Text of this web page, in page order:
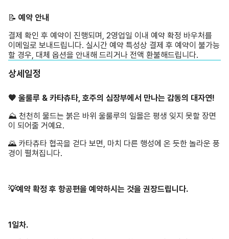
📝 ️ 예약 안내
결제 확인 후 예약이 진행되며, 2영업일 이내 예약 확정 바우처를
이메일로 보내드립니다. 실시간 예약 특성상 결제 후 예약이 불가능
할 경우, 대체 옵션을 안내해 드리거나 전액 환불해드립니다.
상세일정
🧡 울룰루 & 카타츄타, 호주의 심장부에서 만나는 감동의 대자연!
⛰️ 천천히 물드는 붉은 바위 울룰루의 일몰은 평생 잊지 못할 장면
이 되어줄 거예요.
🌄 카타츄타 협곡을 걷다 보면, 마치 다른 행성에 온 듯한 놀라운 풍
경이 펼쳐집니다.
💡예약 확정 후 항공편을 예약하시는 것을 권장드립니다.
1일차.